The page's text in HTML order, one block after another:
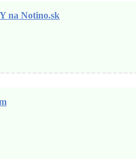
na Notino.sk